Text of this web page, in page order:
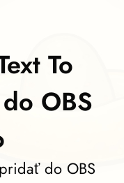
To
OBS
do OBS